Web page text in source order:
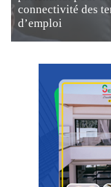
connectivité des
d’emploi